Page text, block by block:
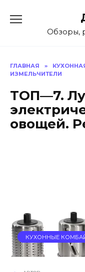
содержаниюОбзоры,
ГЛАВНАЯ »
ИЗМЕЛЬЧИТЕЛИ
ТОП—7.
овощей.
КУХОННЫЕ